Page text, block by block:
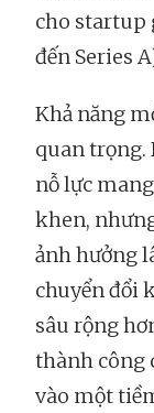
cho startup
đến Series
Khả năng
quan trọng.
nỗ lực
khen,
ảnh hưởng
chuyển đổi
sâu rộng
thành công
vào một